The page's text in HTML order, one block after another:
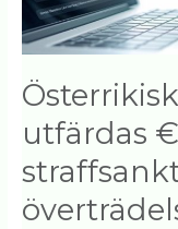
utfärdas
överträdelse
av